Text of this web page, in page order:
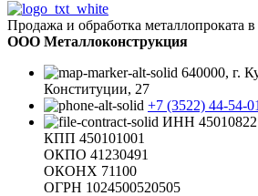
Продажа и обработка металлопроката
ООО Металлоконструкция
640000, г.
Конституции, 27
+7 (3522) 44-54-01
ИНН
КПП 450101001
ОКПО 41230491
ОКОНХ 71100
ОГРН 1024500520505